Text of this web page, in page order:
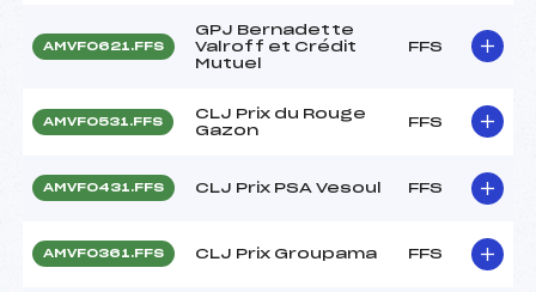
AMVF0621.FFS
GPJ Bernadette
Valroff et Crédit
Mutuel
FFS
AMVF0531.FFS
CLJ Prix du Rouge
Gazon
FFS
AMVF0431.FFS CLJ Prix PSA Vesoul FFS
AMVF0361.FFS CLJ Prix Groupama FFS